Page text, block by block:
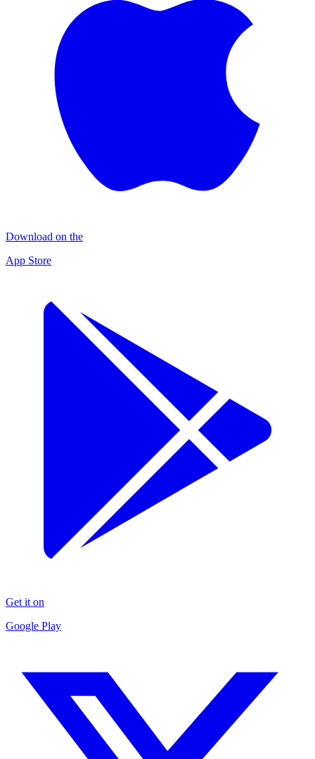
Download on the
App Store
Get it on
Google Play